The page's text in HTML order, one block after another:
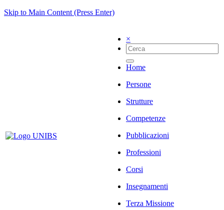
Skip to Main Content (Press Enter)
×
Home
Persone
Strutture
Competenze
Pubblicazioni
Professioni
Corsi
Insegnamenti
Terza Missione